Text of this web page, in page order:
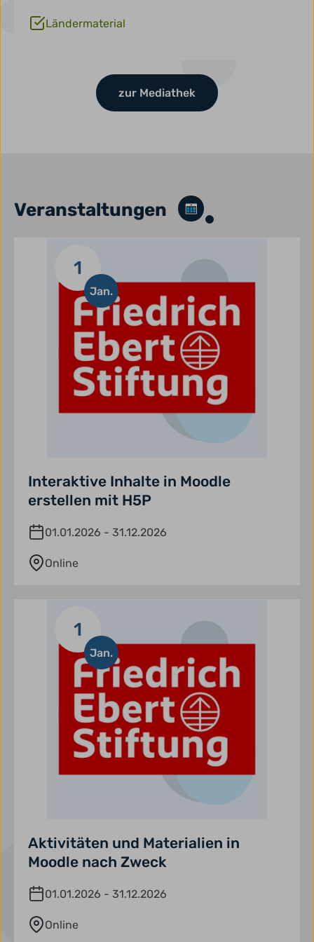
Ländermaterial
zur Mediathek
Veranstaltungen
1
Jan.
Interaktive Inhalte in Moodle
erstellen mit H5P
01.01.2026 - 31.12.2026
Online
1
Jan.
Aktivitäten und Materialien in
Moodle nach Zweck
01.01.2026 - 31.12.2026
Online